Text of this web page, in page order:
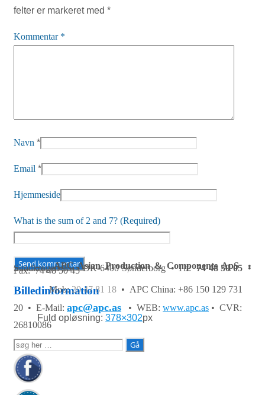
felter er markeret med *
Kommentar *
Navn *
Email *
Hjemmeside
What is the sum of 2 and 7? (Required)
Billedinformation
Fuld opløsning: 378×302px
APC Asian Production & Components ApS•
Sundkrogen 35 • DK-6400 Sønderborg • Tlf:74 48 50 05•
Fax: 74 48 50 45
Mob:20 47 81 18 • APC China: +86 150 129 731
20 • E-Mail: apc@apc.as • WEB: www.apc.as • CVR:
26810086
Søg
efter: